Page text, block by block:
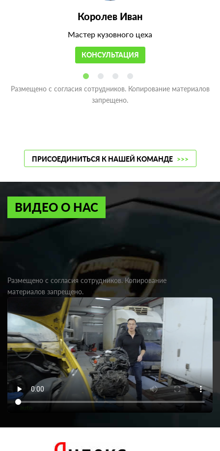
Королев Иван
Мастер кузовного цеха
КОНСУЛЬТАЦИЯ
Размещено с согласия сотрудников. Копирование материалов
запрещено.
ПРИСОЕДИНИТЬСЯ К НАШЕЙ КОМАНДЕ >>>
ВИДЕО О НАС
Размещено с согласия сотрудников. Копирование
материалов запрещено.